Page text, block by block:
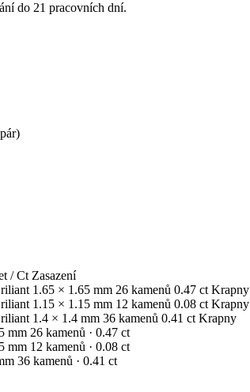
do 21 pracovních dní.
/ Ct Zasazení
1.65 × 1.65 mm 26 kamenů 0.47 ct Krapny
1.15 × 1.15 mm 12 kamenů 0.08 ct Krapny
1.4 × 1.4 mm 36 kamenů 0.41 ct Krapny
mm 26 kamenů · 0.47 ct
mm 12 kamenů · 0.08 ct
36 kamenů · 0.41 ct